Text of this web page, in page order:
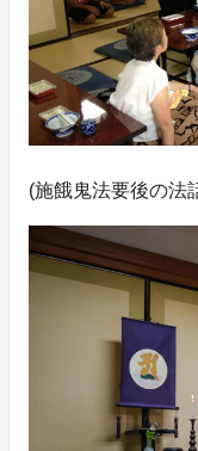
(施餓鬼法要後の